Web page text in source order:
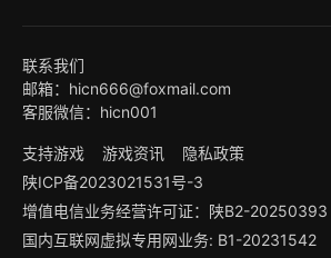
联系我们
邮箱：hicn666@foxmail.com
客服微信：hicn001
支持游戏 游戏资讯
隐私政策
陕ICP备2023021531号-3
增值电信业务经营许可证：陕B2-20250393
国内互联网虚拟专用网业务: B1-20231542